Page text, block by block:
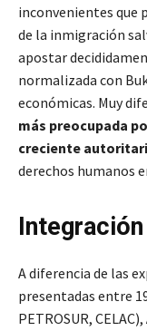
inconvenientes que
de la inmigración
apostar
normalizada con
económicas. Muy
más preocupada
creciente
derechos humanos
Integración
A diferencia de las
presentadas entre
PETROSUR, CELAC),